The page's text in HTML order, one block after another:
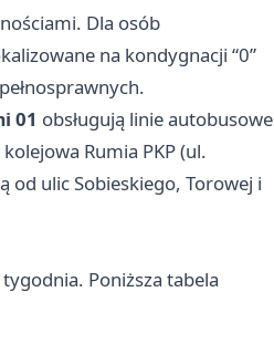
Dla osób
na kondygnacji “0”
01 obsługują linie autobusowe
Rumia PKP (ul.
od ulic Sobieskiego, Torowej i
Poniższa tabela